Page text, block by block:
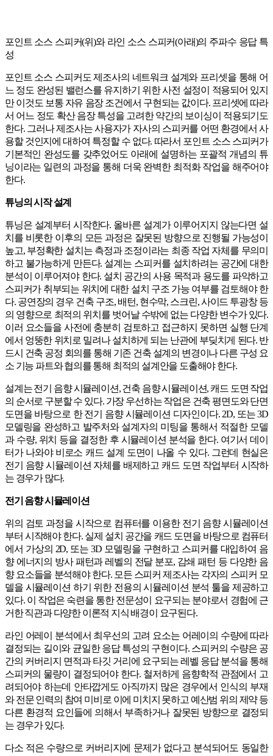
포인트 소스 스피커(위)와 라인 소스 스피커(아래)의 주파수 응답 특
성
포인트 소스 스피커도 제조사의 네트워크 설계와 프리셋을 통해 어
느 정도 완성된 밸런스를 유지하기 위한 사전 설정이 적용되어 있지
만 이것도 보통 자유 음장 조건에서 구현되는 값이다. 프리셋에 따라
서 어느 정도 확산 음장 특성을 고려한 약간의 보이싱이 적용되기도
한다. 그러나 제조사는 사용자가 자사의 스피커를 어떤 환경에서 사
용할 것인지에 대하여 특정할 수 없다. 따라서 포인트 소스 스피커가
기본적인 완성도를 갖추었어도 아래에 설명하는 포괄적 개념의 튜
닝이라는 일련의 과정을 통해 더욱 완벽한 최적화 작업을 해주어야
한다.
튜닝의 시작 설계
튜닝은 설계부터 시작한다. 올바른 설계가 이루어지지 않는다면 설
치를 비롯한 이후의 모든 과정은 잘못된 방향으로 진행될 가능성이
높고, 부정확한 설치는 측정과 조정이라는 최종 작업 자체를 무의미
하고 불가능하게 만든다. 설계는 스피커를 설치하려는 공간에 대한
분석이 이루어져야 한다. 설치 공간의 사용 목적과 용도를 파악하고
스피커가 취부되는 위치에 대한 설치 구조 가능 여부를 검토해야 한
다. 공연장의 경우 건축 구조, 배턴, 현수막, 스크린, 사이드 투광창 등
의 영향으로 최적의 위치를 벗어날 수밖에 없는 다양한 변수가 있다.
이러 요소들을 사전에 충분히 검토하고 접근하지 못하면 실행 단계
에서 엉뚱한 위치로 밀려나 설치하게 되는 난관에 부딪치게 된다. 반
드시 건축 공정 회의를 통해 기존 건축 설계의 변경이나 다른 구성 요
소 기능 파트와 협의를 통해 최적의 설계안을 도출해야 한다.
설계는 전기 음향 시뮬레이션, 건축 음향 시뮬레이션, 캐드 도면 작업
의 순서로 구분할 수 있다. 가장 우선하는 작업은 건축 평면도와 단면
도면을 바탕으로 한 전기 음향 시뮬레이션 디자인이다. 2D, 또는 3D
모델링을 완성하고 발주처와 설계자의 미팅을 통해서 적절한 모델
과 수량, 위치 등을 결정한 후 시뮬레이션 분석을 한다. 여기서 데이
터가 나와야 비로소 캐드 설계 도면이 나올 수 있다. 그런데 현실은
전기 음향 시뮬레이션 자체를 배제하고 캐드 도면 작업부터 시작하
는 경우가 많다.
전기 음향 시뮬레이션
위의 검토 과정을 시작으로 컴퓨터를 이용한 전기 음향 시뮬레이션
부터 시작해야 한다. 실제 설치 공간을 캐드 도면을 바탕으로 컴퓨터
에서 가상의 2D, 또는 3D 모델링을 구현하고 스피커를 대입하여 음
향 에너지의 방사 패턴과 레벨의 전달 분포, 감쇄 패턴 등 다양한 음
향 요소들을 분석해야 한다. 모든 스피커 제조사는 각자의 스피커 모
델을 시뮬레이션 하기 위한 전용의 시뮬레이션 분석 툴을 제공하고
있다. 이 작업은 숙련을 통한 전문성이 요구되는 분야로서 경험에 근
거한 직관과 다양한 이론적 지식 배경이 요구된다.
라인 어레이 분석에서 최우선의 고려 요소는 어레이의 수량에 따라
결정되는 길이와 균일한 응답 특성의 구현이다. 스피커의 수량은 공
간의 커버리지 면적과 타깃 거리에 요구되는 레벨 응답 분석을 통해
스피커의 물량이 결정되어야 한다. 철저하게 음향학적 관점에서 고
려되어야 하는데 안타깝게도 아직까지 많은 경우에서 인식의 부재
와 전문 인력의 참여 미비로 이에 미치지 못하고 예산범 위의 제약 등
다른 환경적 요인들에 의해서 부족하거나 잘못된 방향으로 결정되
는 경우가 있다.
다소 적은 수량으로 커버리지에 문제가 없다고 분석되어도 동일한